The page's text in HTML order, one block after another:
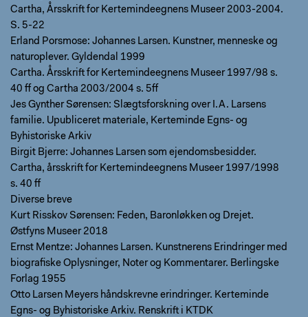
Cartha, Årsskrift for Kertemindeegnens Museer 2003-2004.
S. 5-22
Erland Porsmose: Johannes Larsen. Kunstner, menneske og
naturoplever. Gyldendal 1999
Cartha. Årsskrift for Kertemindeegnens Museer 1997/98 s.
40 ff og Cartha 2003/2004 s. 5ff
Jes Gynther Sørensen: Slægtsforskning over I.A. Larsens
familie. Upubliceret materiale, Kerteminde Egns- og
Byhistoriske Arkiv
Birgit Bjerre: Johannes Larsen som ejendomsbesidder.
Cartha, årsskrift for Kertemindeegnens Museer 1997/1998
s. 40 ff
Diverse breve
Kurt Risskov Sørensen: Feden, Baronløkken og Drejet.
Østfyns Museer 2018
Ernst Mentze: Johannes Larsen. Kunstnerens Erindringer med
biografiske Oplysninger, Noter og Kommentarer. Berlingske
Forlag 1955
Otto Larsen Meyers håndskrevne erindringer. Kerteminde
Egns- og Byhistoriske Arkiv. Renskrift i KTDK